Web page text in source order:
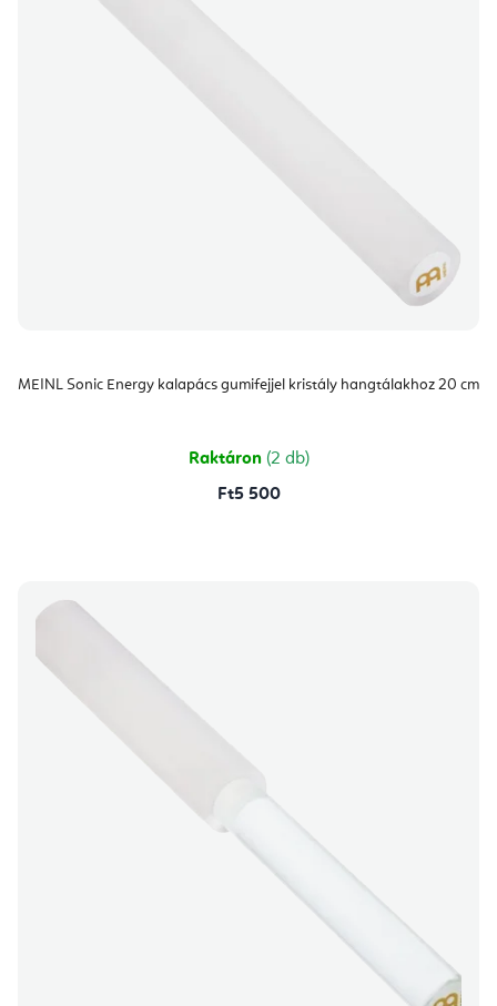
MEINL Sonic Energy kalapács gumifejjel kristály hangtálakhoz 20 cm
Raktáron (2 db)
Ft5 500